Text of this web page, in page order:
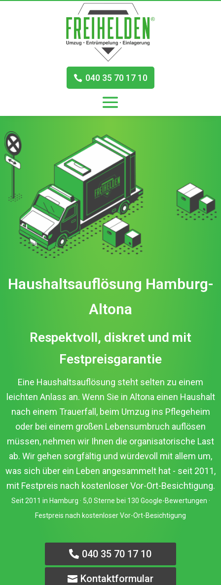
040 35 70 17 10
Haushaltsauflösung Hamburg-
Altona
Respektvoll, diskret und mit
Festpreisgarantie
Eine Haushaltsauflösung steht selten zu einem
leichten Anlass an. Wenn Sie in Altona einen Haushalt
nach einem Trauerfall, beim Umzug ins Pflegeheim
oder bei einem großen Lebensumbruch auflösen
müssen, nehmen wir Ihnen die organisatorische Last
ab. Wir gehen sorgfältig und würdevoll mit allem um,
was sich über ein Leben angesammelt hat - seit 2011,
mit Festpreis nach kostenloser Vor-Ort-Besichtigung.
Seit 2011 in Hamburg · 5,0 Sterne bei 130 Google-Bewertungen ·
Festpreis nach kostenloser Vor-Ort-Besichtigung
040 35 70 17 10
Kontaktformular